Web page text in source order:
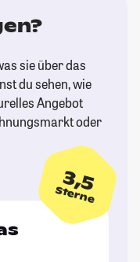
sie über das
du sehen, wie
Angebot
oder
3,5
Sterne